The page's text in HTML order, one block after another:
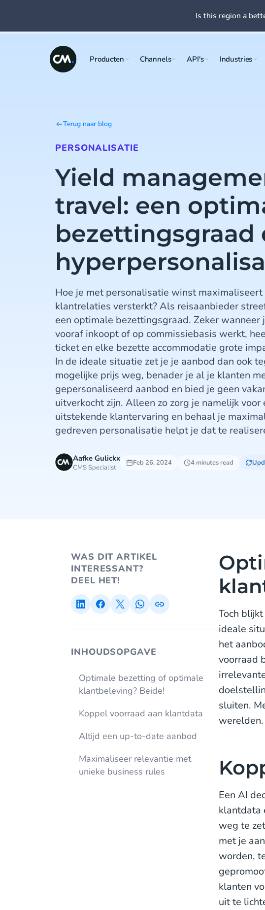
Producten Channels API's Industries
Terug naar blog
PERSONALISATIE
Yield
travel: een
bezettingsgraad
Hoe je met personalisatie winst maximaliseert
klantrelaties versterkt? Als reisaanbieder
een optimale bezettingsgraad. Zeker wanneer
vooraf inkoopt of op commissiebasis werkt,
ticket en elke bezette accommodatie grote
In de ideale situatie zet je je aanbod dan ook
mogelijke prijs weg, benader je al je klanten
gepersonaliseerd aanbod en bied je geen
uitverkocht zijn. Alleen zo zorg je namelijk voor
uitstekende klantervaring en behaal je
gedreven personalisatie helpt je dat te
Aafke Gulickx
CMS Specialist
Feb 26, 2024 4 minutes read
WAS DIT ARTIKEL
INTERESSANT?
DEEL HET!
INHOUDSOPGAVE
Optimale bezetting of optimale
klantbeleving? Beide!
Koppel voorraad aan klantdata
Altijd een up-to-date aanbod
Maximaliseer relevantie met
unieke business rules
Toch
ideale
het
voorraad
sluiten.
werelden.
Een AI
klantdata
weg te
met je
worden,
klanten
uit te
Is this region a